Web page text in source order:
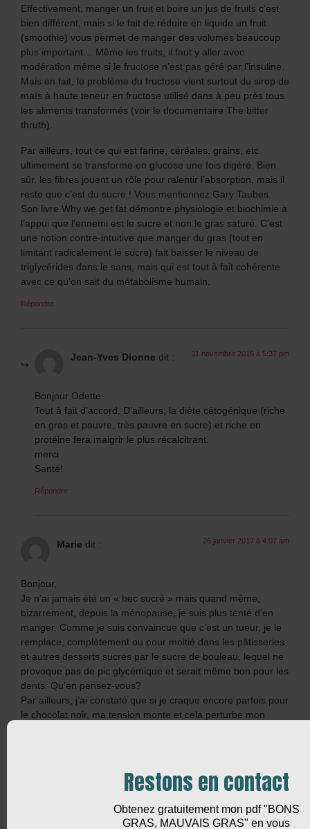
Effectivement, manger un fruit et boire un jus de fruits c’est
bien différent, mais si le fait de réduire en liquide un fruit
(smoothie) vous permet de manger des volumes beaucoup
plus important… Même les fruits, il faut y aller avec
modération même si le fructose n’est pas géré par l’insuline.
Mais en fait, le problème du fructose vient surtout du sirop de
maïs à haute teneur en fructose utilisé dans à peu près tous
les aliments transformés (voir le documentaire The bitter
thruth).
Par ailleurs, tout ce qui est farine, céréales, grains, etc.
ultimement se transforme en glucose une fois digéré. Bien
sûr. les fibres jouent un rôle pour ralentir l’absorption, mais il
reste que c’est du sucre ! Vous mentionnez Gary Taubes.
Son livre Why we get fat démontre physiologie et biochimie à
l’appui que l’ennemi est le sucre et non le gras saturé. C’est
une notion contre-intuitive que manger du gras (tout en
limitant radicalement le sucre) fait baisser le niveau de
triglycérides dans le sans, mais qui est tout à fait cohérente
avec ce qu’on sait du métabolisme humain.
Répondre
Jean-Yves Dionne dit : 11 novembre 2016 à 5:37 pm
Bonjour Odette
Tout à fait d’accord. D’ailleurs, la diète cétogénique (riche
en gras et pauvre, très pauvre en sucre) et riche en
protéine fera maigrir le plus récalcitrant.
merci
Santé!
Répondre
Marie dit : 26 janvier 2017 à 4:07 am
Bonjour,
Je n’ai jamais été un « bec sucré » mais quand même,
bizarrement, depuis la ménopause, je suis plus tenté d’en
manger. Comme je suis convaincue que c’est un tueur, je le
remplace, complètement ou pour moitié dans les pâtisseries
et autres desserts sucrés par le sucre de bouleau, lequel ne
provoque pas de pic glycémique et serait même bon pour les
dents. Qu’en pensez-vous?
Par ailleurs, j’ai constaté que si je craque encore parfois pour
le chocolat noir, ma tension monte et cela perturbe mon
Restons en contact
Obtenez gratuitement mon pdf "BONS
GRAS, MAUVAIS GRAS" en vous